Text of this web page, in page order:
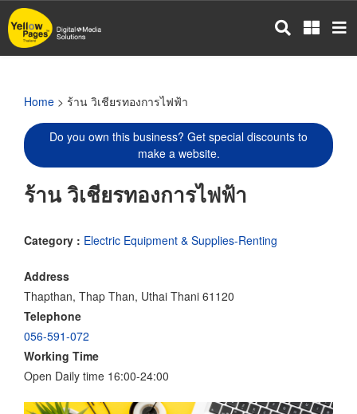
Skip
to
main
Home > ร้าน วิเชียรทองการไฟฟ้า
Do you own this business? Get special discounts to
make a website.
ร้าน วิเชียรทองการไฟฟ้า
Category : Electric Equipment & Supplies-Renting
Address
Thapthan, Thap Than, Uthai Thani 61120
Telephone
056-591-072
Working Time
Open Daily time 16:00-24:00